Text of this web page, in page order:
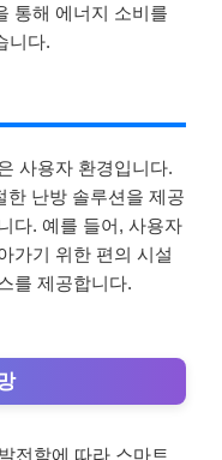
통해 에너지 소비를
니다.
사용자 환경입니다.
한 난방 솔루션을 제공
다. 예를 들어, 사용자
가기 위한 편의 시설
를 제공합니다.
전함에 따라 스마트